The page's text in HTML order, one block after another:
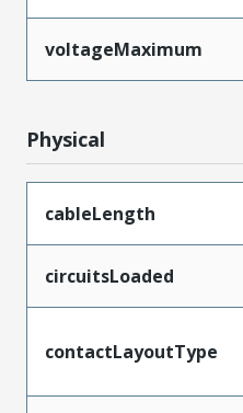
voltageMaximum
Physical
cableLength
circuitsLoaded
contactLayoutType